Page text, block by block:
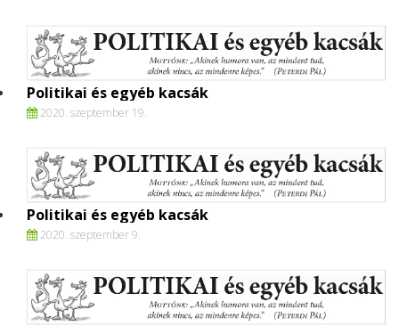
Politikai és egyéb kacsák
2020. szeptember 19.
Politikai és egyéb kacsák
2020. szeptember 9.